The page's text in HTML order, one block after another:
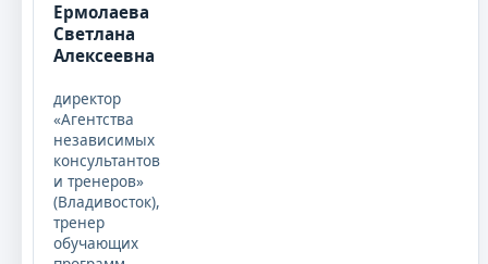
Ермолаева
Светлана
Алексеевна
директор
«Агентства
независимых
консультантов
и тренеров»
(Владивосток),
тренер
обучающих